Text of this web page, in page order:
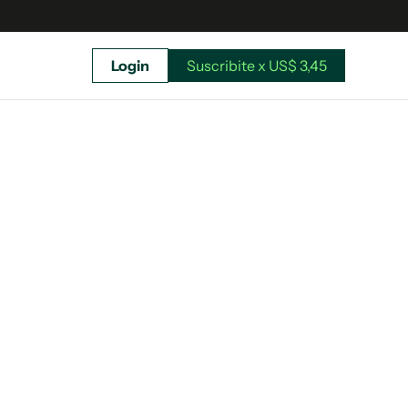
Login Suscribite x US$ 3,45